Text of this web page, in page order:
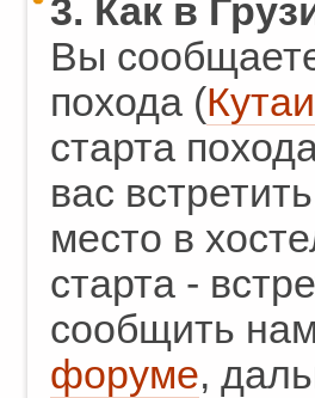
3. Как в
Вы
похода (
старта
вас
место в
старта -
сообщить
форуме,